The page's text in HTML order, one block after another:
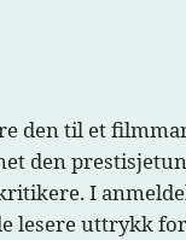
den til et
den
I
lesere uttrykk